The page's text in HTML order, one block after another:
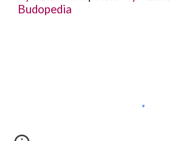
Budopedia